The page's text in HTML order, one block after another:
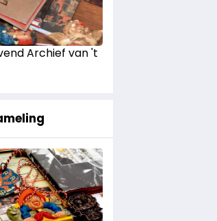
Archief van 't